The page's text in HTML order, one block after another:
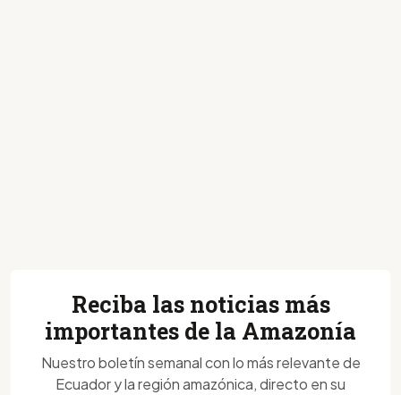
Reciba las noticias más
importantes de la Amazonía
Nuestro boletín semanal con lo más relevante de
Ecuador y la región amazónica, directo en su